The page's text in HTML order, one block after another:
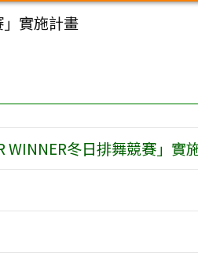
實施計畫
冬日排舞競賽」實